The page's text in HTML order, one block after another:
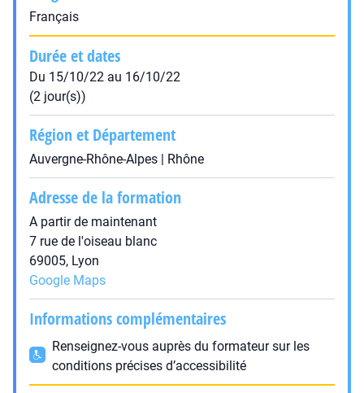
Français
Durée et dates
Du 15/10/22 au 16/10/22
(2 jour(s))
Région et Département
Auvergne-Rhône-Alpes | Rhône
Adresse de la formation
A partir de maintenant
7 rue de l'oiseau blanc
69005, Lyon
Google Maps
Informations complémentaires
Renseignez-vous auprès du formateur sur les
conditions précises d’accessibilité